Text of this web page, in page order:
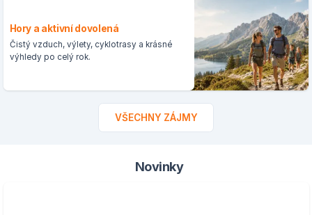
Hory a aktivní dovolená
Čistý vzduch, výlety, cyklotrasy a krásné
výhledy po celý rok.
VŠECHNY ZÁJMY
Novinky